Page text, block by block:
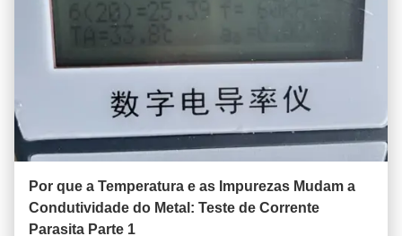
Por que a Temperatura e as Impurezas Mudam a
Condutividade do Metal: Teste de Corrente
Parasita Parte 1